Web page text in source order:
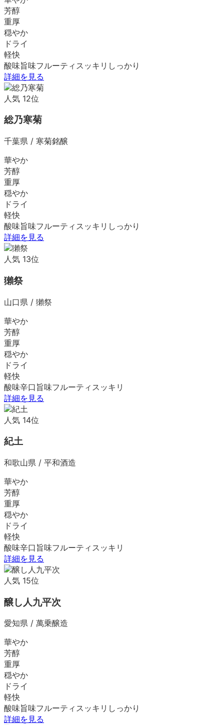
芳醇
重厚
穏やか
ドライ
軽快
酸味旨味フルーティ スッキリ しっかり
詳細を見る
人気 12位
総乃寒菊
千葉県 / 寒菊銘醸
華やか
芳醇
重厚
穏やか
ドライ
軽快
酸味旨味フルーティ スッキリ しっかり
詳細を見る
人気 13位
獺祭
山口県 / 獺祭
華やか
芳醇
重厚
穏やか
ドライ
軽快
酸味辛口 旨味フルーティ スッキリ
詳細を見る
人気 14位
紀土
和歌山県 / 平和酒造
華やか
芳醇
重厚
穏やか
ドライ
軽快
酸味辛口 旨味フルーティ スッキリ
詳細を見る
人気 15位
醸し人九平次
愛知県 / 萬乗醸造
華やか
芳醇
重厚
穏やか
ドライ
軽快
酸味旨味フルーティ スッキリ しっかり
詳細を見る